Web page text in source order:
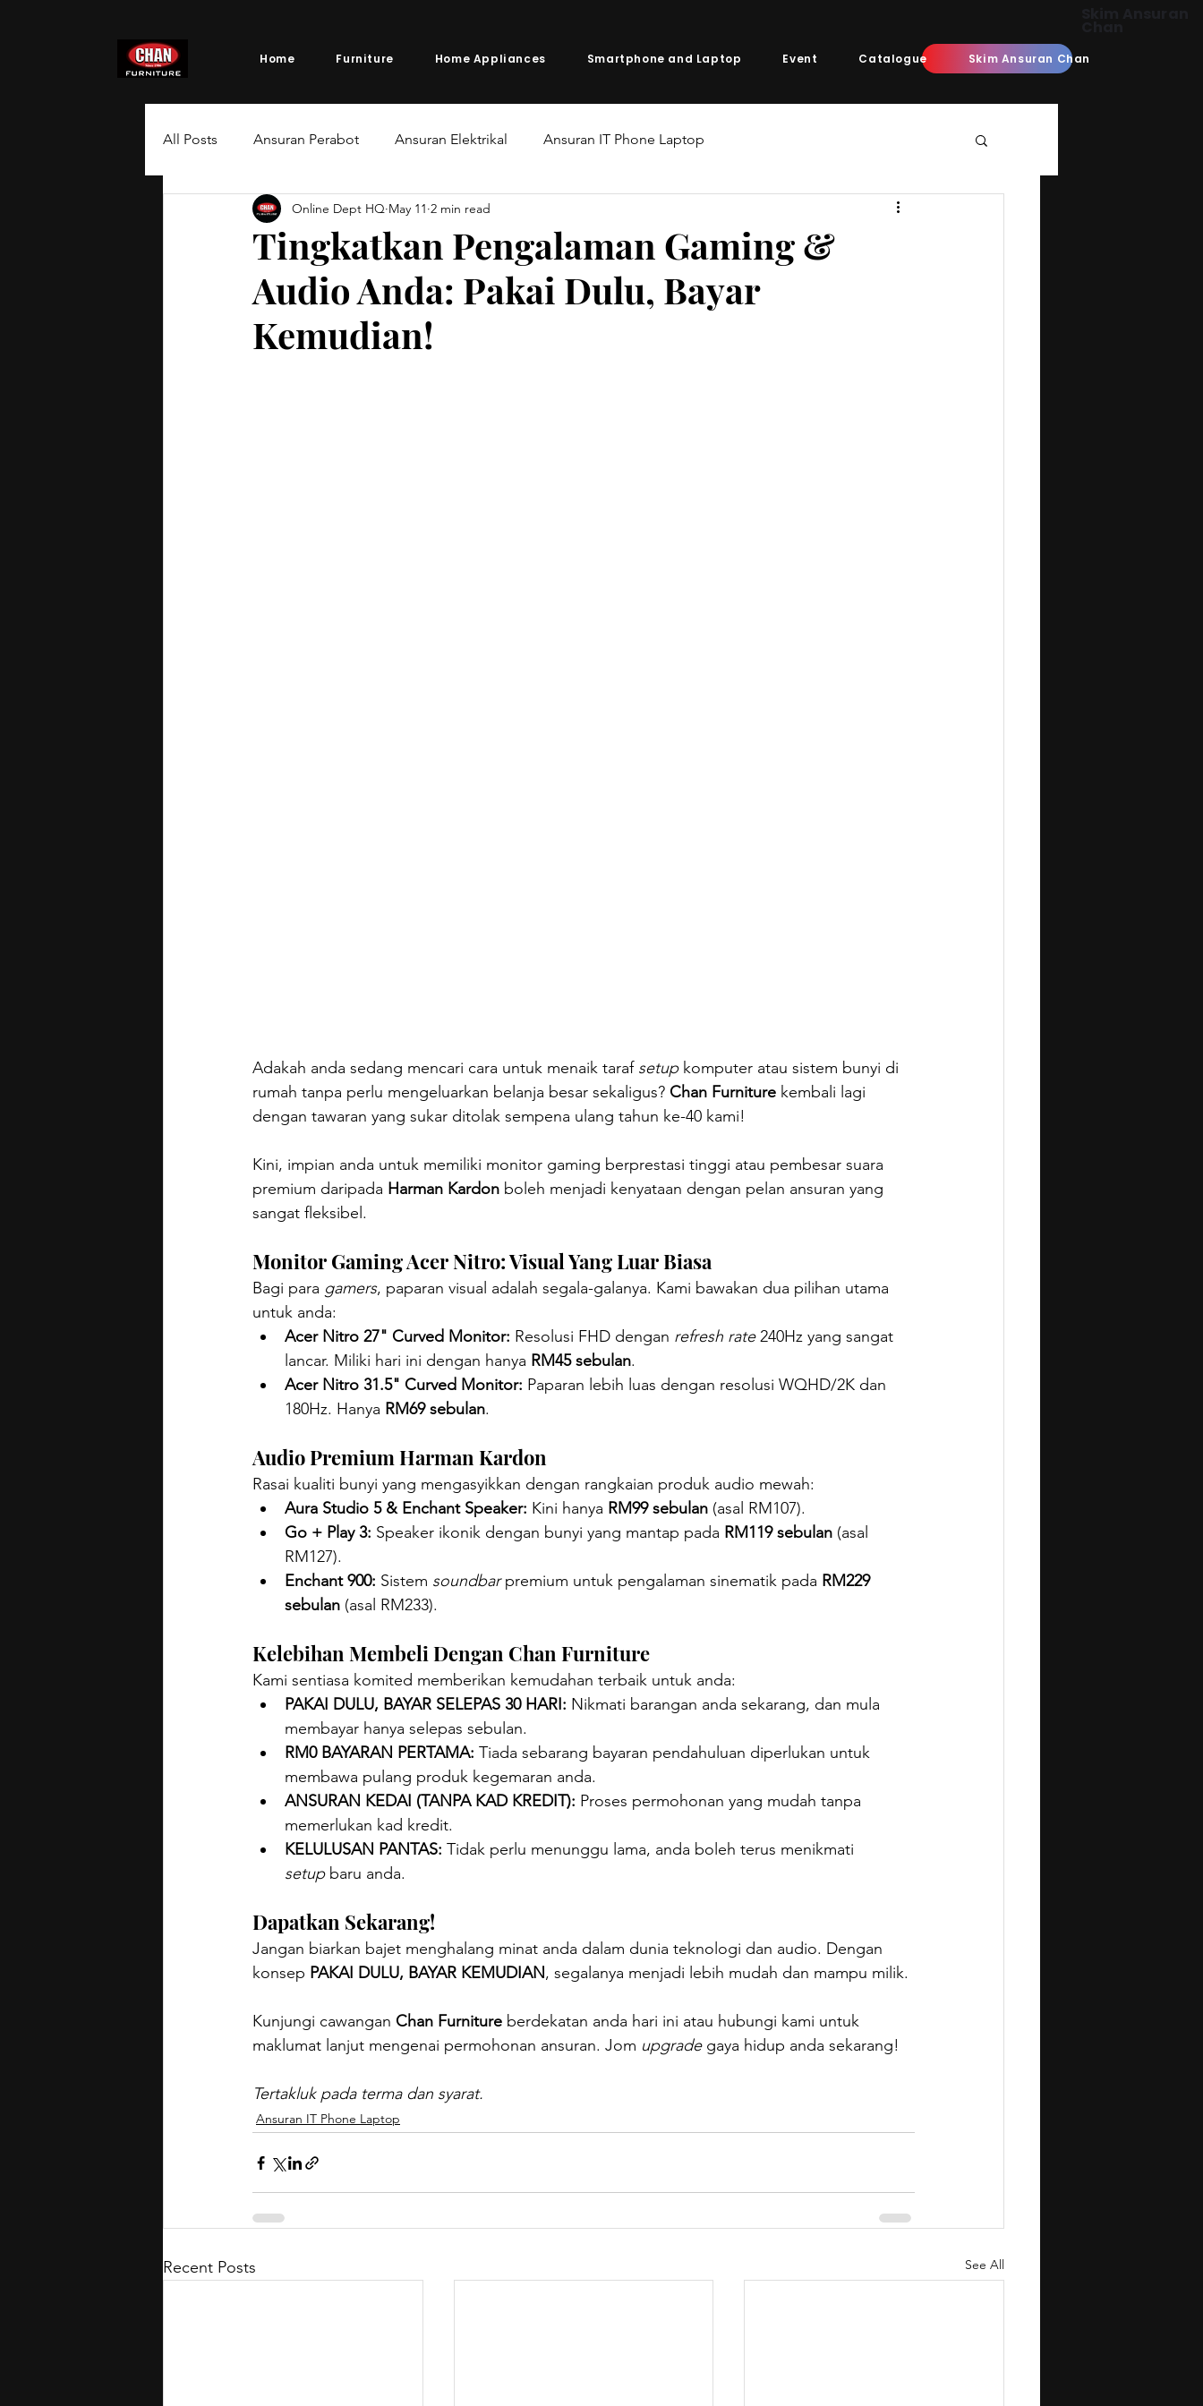
Home Furniture Home Appliances Smartphone and Laptop Event Catalogue Skim Ansuran Chan
All Posts Ansuran Perabot Ansuran Elektrikal Ansuran IT Phone Laptop
Tingkatkan Pengalaman Gaming &
Audio Anda: Pakai Dulu, Bayar
Kemudian!
Online Dept HQ May 11 2 min read
Adakah anda sedang mencari cara untuk menaik taraf setup komputer atau sistem bunyi di
rumah tanpa perlu mengeluarkan belanja besar sekaligus? Chan Furniture kembali lagi
dengan tawaran yang sukar ditolak sempena ulang tahun ke-40 kami!
Kini, impian anda untuk memiliki monitor gaming berprestasi tinggi atau pembesar suara
premium daripada Harman Kardon boleh menjadi kenyataan dengan pelan ansuran yang
sangat fleksibel.
Monitor Gaming Acer Nitro: Visual Yang Luar Biasa
Bagi para gamers, paparan visual adalah segala-galanya. Kami bawakan dua pilihan utama
untuk anda:
Acer Nitro 27" Curved Monitor: Resolusi FHD dengan refresh rate 240Hz yang sangat
lancar. Miliki hari ini dengan hanya RM45 sebulan.
Acer Nitro 31.5" Curved Monitor: Paparan lebih luas dengan resolusi WQHD/2K dan
180Hz. Hanya RM69 sebulan.
Audio Premium Harman Kardon
Rasai kualiti bunyi yang mengasyikkan dengan rangkaian produk audio mewah:
Aura Studio 5 & Enchant Speaker: Kini hanya RM99 sebulan (asal RM107).
Go + Play 3: Speaker ikonik dengan bunyi yang mantap pada RM119 sebulan (asal
RM127).
Enchant 900: Sistem soundbar premium untuk pengalaman sinematik pada RM229
sebulan (asal RM233).
Kelebihan Membeli Dengan Chan Furniture
Kami sentiasa komited memberikan kemudahan terbaik untuk anda:
PAKAI DULU, BAYAR SELEPAS 30 HARI: Nikmati barangan anda sekarang, dan mula
membayar hanya selepas sebulan.
RM0 BAYARAN PERTAMA: Tiada sebarang bayaran pendahuluan diperlukan untuk
membawa pulang produk kegemaran anda.
ANSURAN KEDAI (TANPA KAD KREDIT): Proses permohonan yang mudah tanpa
memerlukan kad kredit.
KELULUSAN PANTAS: Tidak perlu menunggu lama, anda boleh terus menikmati
setup baru anda.
Dapatkan Sekarang!
Jangan biarkan bajet menghalang minat anda dalam dunia teknologi dan audio. Dengan
konsep PAKAI DULU, BAYAR KEMUDIAN, segalanya menjadi lebih mudah dan mampu milik.
Kunjungi cawangan Chan Furniture berdekatan anda hari ini atau hubungi kami untuk
maklumat lanjut mengenai permohonan ansuran. Jom upgrade gaya hidup anda sekarang!
Tertakluk pada terma dan syarat.
Ansuran IT Phone Laptop
Recent Posts See All